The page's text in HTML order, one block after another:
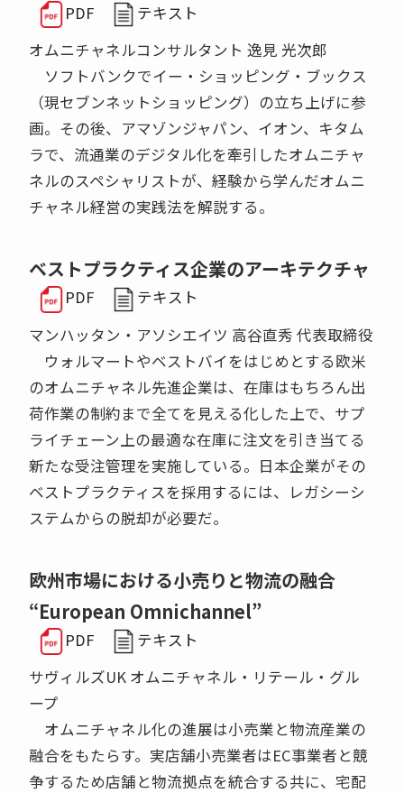
PDF
テキスト
オムニチャネルコンサルタント 逸見 光次郎
ソフトバンクでイー・ショッピング・ブックス
（現セブンネットショッピング）の立ち上げに参
画。その後、アマゾンジャパン、イオン、キタム
ラで、流通業のデジタル化を牽引したオムニチャ
ネルのスペシャリストが、経験から学んだオムニ
チャネル経営の実践法を解説する。
ベストプラクティス企業のアーキテクチャ
PDF
テキスト
マンハッタン・アソシエイツ 高谷直秀 代表取締役
ウォルマートやベストバイをはじめとする欧米
のオムニチャネル先進企業は、在庫はもちろん出
荷作業の制約まで全てを見える化した上で、サプ
ライチェーン上の最適な在庫に注文を引き当てる
新たな受注管理を実施している。日本企業がその
ベストプラクティスを採用するには、レガシーシ
ステムからの脱却が必要だ。
欧州市場における小売りと物流の融合
“European Omnichannel”
PDF
テキスト
サヴィルズUK オムニチャネル・リテール・グル
ープ
オムニチャネル化の進展は小売業と物流産業の
融合をもたらす。実店舗小売業者はEC事業者と競
争するため店舗と物流拠点を統合する共に、宅配